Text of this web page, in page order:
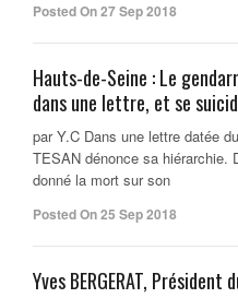
Posted On 27 Sep 2018
Hauts-de-Seine : Le
dans une lettre, et se
par Y.C Dans une lettre datée
TESAN dénonce sa hiérarchie.
donné la mort sur son
Posted On 25 Sep 2018
Yves BERGERAT, Président